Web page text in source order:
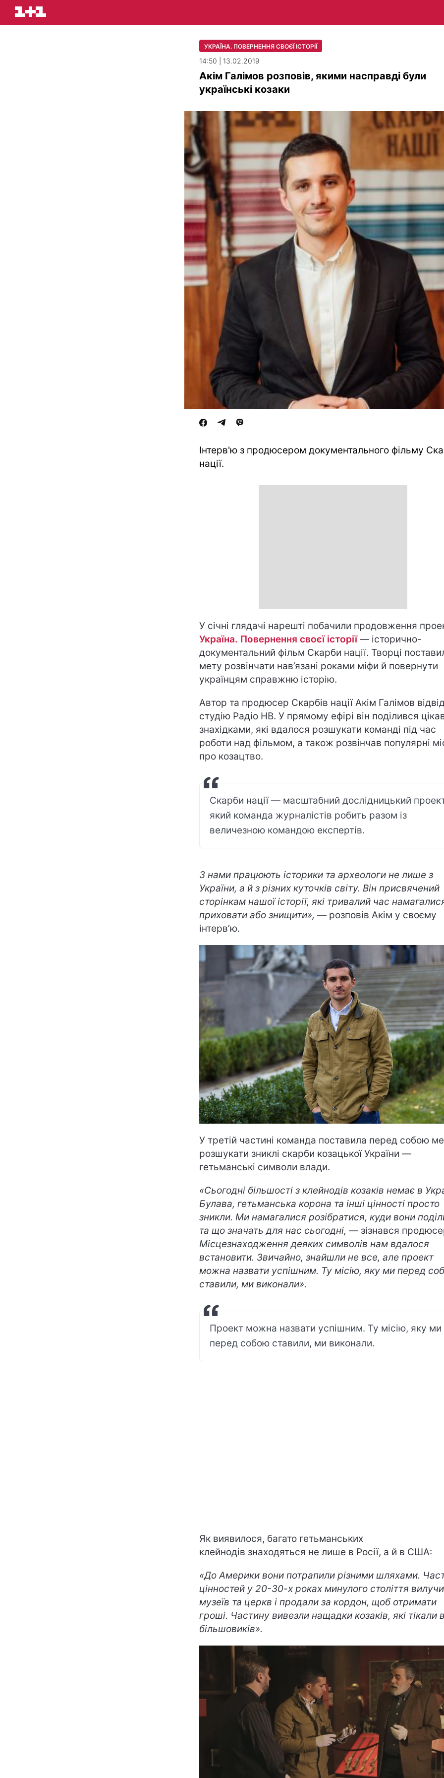
УКРАЇНА. ПОВЕРНЕННЯ СВОЄЇ ІСТОРІЇ
14:50 | 13.02.2019
Акім Галімов розповів, якими насправді були
українські козаки
Інтерв'ю з продюсером документального фільму
нації.
У січні глядачі нарешті побачили продовження
Україна. Повернення своєї історії— історично-
документальний фільм Скарби нації. Творці
мету розвінчати нав’язані роками міфи й повернути
українцям справжню історію.
Автор та продюсер Скарбів нації Акім Галімов
студію Радіо НВ. У прямому ефірі він поділився
знахідками, які вдалося розшукати команді під час
роботи над фільмом, а також розвінчав популярні
про козацтво.
Скарби нації — масштабний дослідницький
який команда журналістів робить разом із
величезною командою експертів.
З нами працюють історики та археологи не лише з
України, а й з різних куточків світу. Він присвячений
сторінкам нашої історії, які тривалий час
приховати або знищити», — розповів Акім у своєму
інтерв’ю.
У третій частині команда поставила перед собою
розшукати зниклі скарби козацької України —
гетьманські символи влади.
«Сьогодні більшості з клейнодів козаків немає в
Булава, гетьманська корона та інші цінності просто
зникли. Ми намагалися розібратися, куди вони
та що значать для нас сьогодні, — зізнався
Місцезнаходження деяких символів нам вдалося
встановити. Звичайно, знайшли не все, але проект
можна назвати успішним. Ту місію, яку ми перед
ставили, ми виконали».
Проект можна назвати успішним. Ту місію, яку ми
перед собою ставили, ми виконали.
Як виявилося, багато гетьманських
клейнодів знаходяться не лише в Росії, а й в США:
«До Америки вони потрапили різними шляхами.
цінностей у 20-30-х роках минулого століття
музеїв та церкв і продали за кордон, щоб отримати
гроші. Частину вивезли нащадки козаків, які тікали
більшовиків».